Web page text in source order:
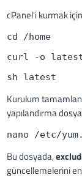
cPanel'i kurmak
cd /home
curl -o
sh latest
Kurulum
yapılandırma
nano /etc/
Bu dosyada,
güncellemelerini